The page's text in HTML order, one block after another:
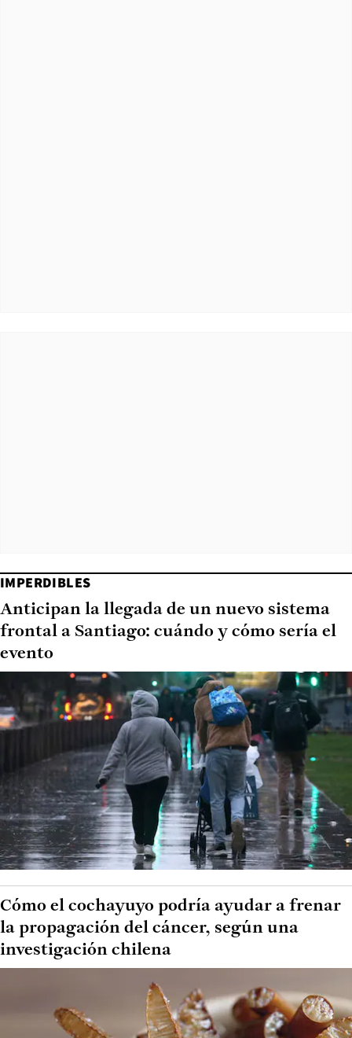
IMPERDIBLES
Anticipan la llegada de un nuevo sistema
frontal a Santiago: cuándo y cómo sería el
evento
Cómo el cochayuyo podría ayudar a frenar
la propagación del cáncer, según una
investigación chilena